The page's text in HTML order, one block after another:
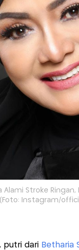
Alami Stroke
(Foto: Instagram/
putri dari Betharia